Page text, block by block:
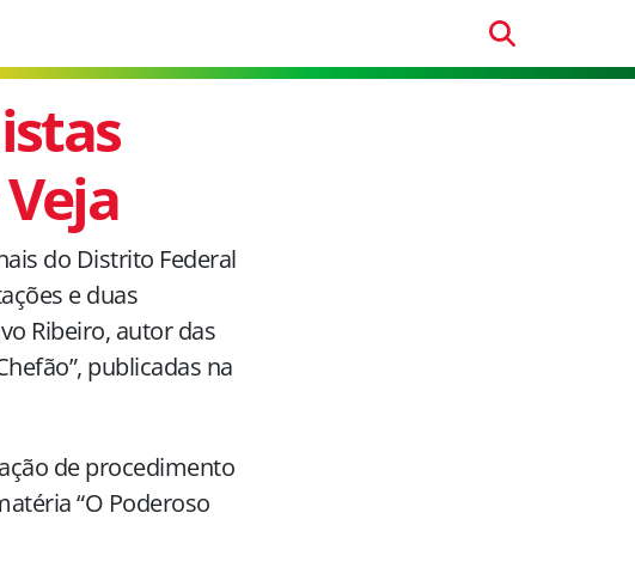
do Distrito Federal
e duas
Ribeiro, autor das
publicadas na
de procedimento
“O Poderoso